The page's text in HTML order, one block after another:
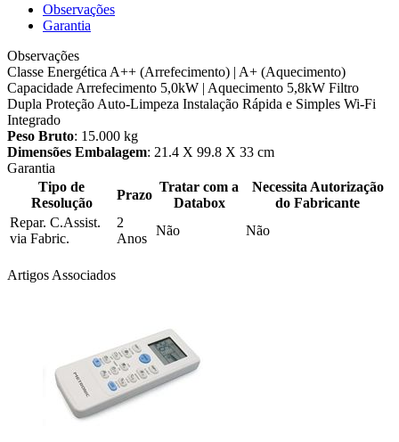
Observações
Garantia
Observações
Classe Energética A++ (Arrefecimento) | A+ (Aquecimento)
Capacidade Arrefecimento 5,0kW | Aquecimento 5,8kW Filtro
Dupla Proteção Auto-Limpeza Instalação Rápida e Simples Wi-Fi
Integrado
Peso Bruto: 15.000 kg
Dimensões Embalagem: 21.4 X 99.8 X 33 cm
Garantia
Tipo de
Resolução
Prazo
Tratar com a
Databox
Necessita Autorização
do Fabricante
Repar. C.Assist.
via Fabric.
2
Anos
Não Não
Artigos Associados